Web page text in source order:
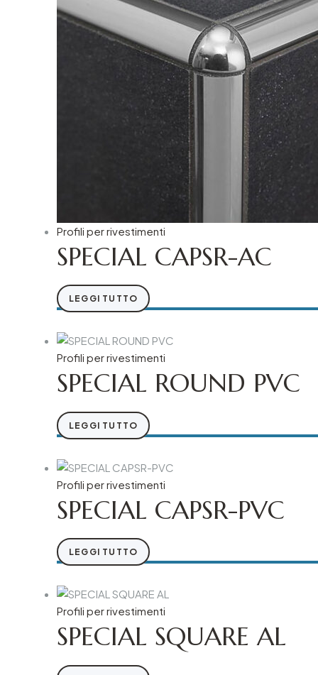
Profili per rivestimenti
SPECIAL CAPSR-AC
LEGGI TUTTO
Profili per rivestimenti
SPECIAL ROUND PVC
LEGGI TUTTO
Profili per rivestimenti
SPECIAL CAPSR-PVC
LEGGI TUTTO
Profili per rivestimenti
SPECIAL SQUARE AL